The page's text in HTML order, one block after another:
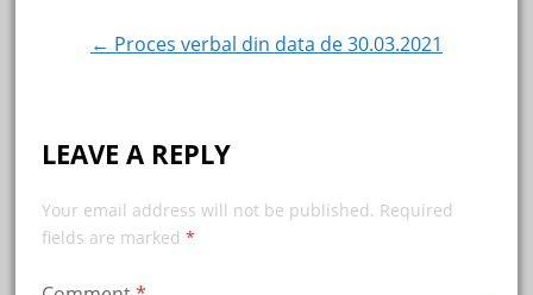
← Proces verbal din data de 30.03.2021
LEAVE A REPLY
Your email address will not be published. Required
fields are marked *